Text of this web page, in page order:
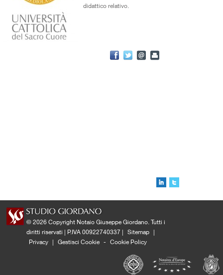
didattico relativo.
© 2026 Copyright Notaio Giuseppe Giordano. Tutti i
diritti riservati | P.IVA 00922740337 |
Sitemap |
Privacy | Gestisci Cookie - Cookie Policy